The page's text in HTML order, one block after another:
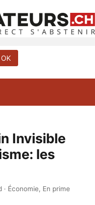
OK
Invisible
les
· Économie, En prime